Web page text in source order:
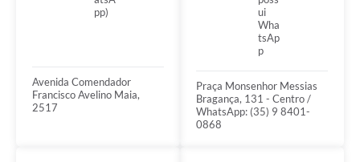
pp)
Avenida Comendador
Francisco Avelino Maia,
2517
ui
Wha
tsAp
p
Praça Monsenhor Messias
Bragança, 131 - Centro /
WhatsApp: (35) 9 8401-
0868